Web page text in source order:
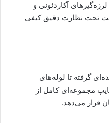
آکاردئونی و
رده 80 این شرکت تحت نظارت دقیق کیفی
گرفته تا لوله‌های
مجموعه‌ای کامل از
قرار می‌دهد.